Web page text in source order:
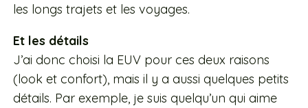
les longs trajets et les voyages.
Et les détails
J’ai donc choisi la EUV pour ces deux raisons
(look et confort), mais il y a aussi quelques petits
détails. Par exemple, je suis quelqu’un qui aime